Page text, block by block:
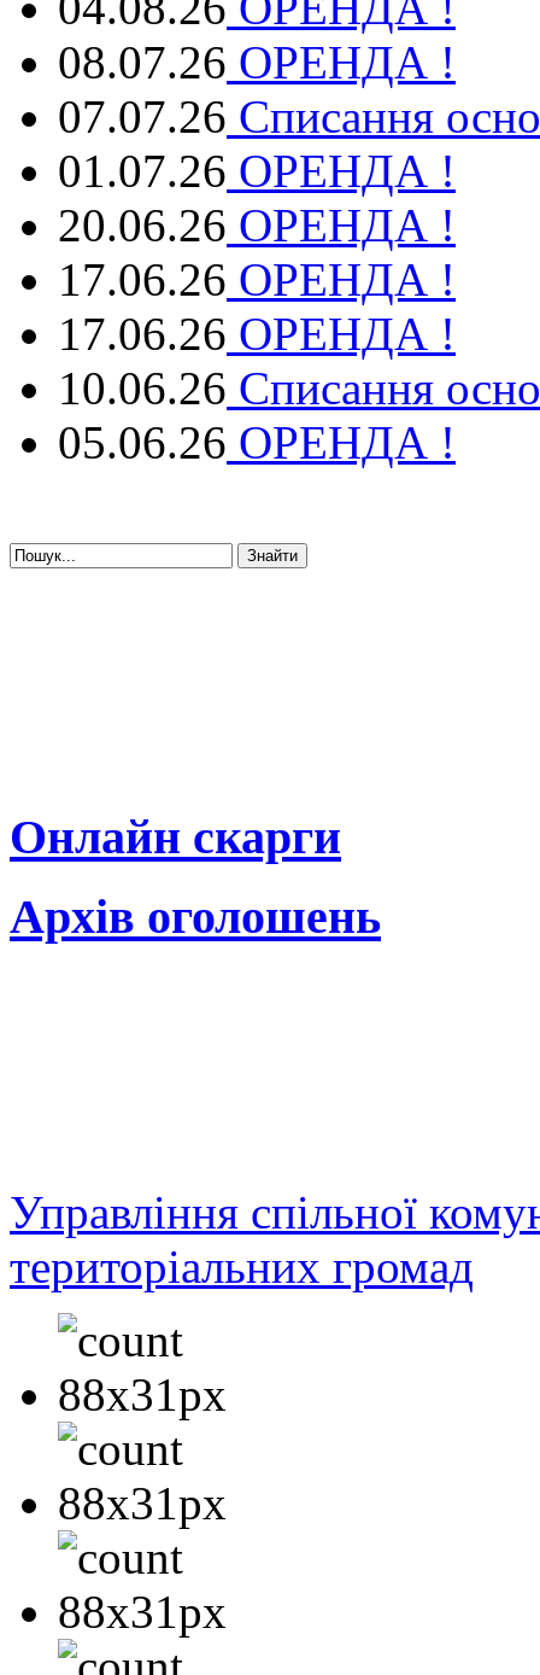
08.07.26 ОРЕНДА !
07.07.26 Списання
01.07.26 ОРЕНДА !
20.06.26 ОРЕНДА !
17.06.26 ОРЕНДА !
17.06.26 ОРЕНДА !
10.06.26 Списання
05.06.26 ОРЕНДА !
Онлайн скарги
Архів оголошень
Управління спільної
територіальних громад